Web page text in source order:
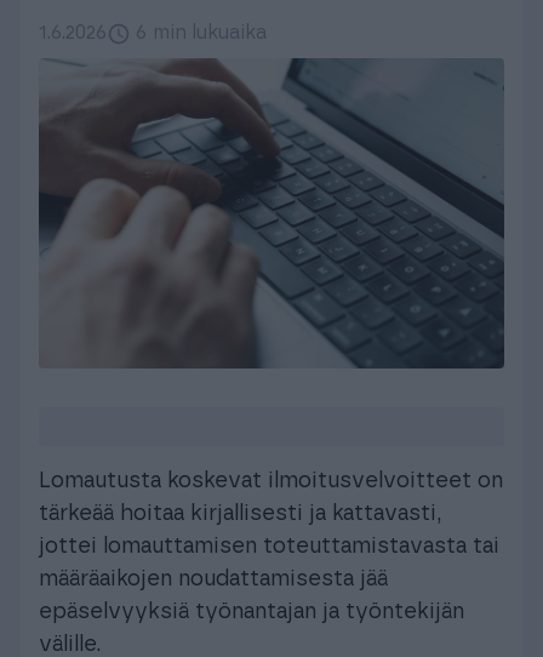
1.6.2026 6 min lukuaika
Lomautusta koskevat ilmoitusvelvoitteet on
tärkeää hoitaa kirjallisesti ja kattavasti,
jottei lomauttamisen toteuttamistavasta tai
määräaikojen noudattamisesta jää
epäselvyyksiä työnantajan ja työntekijän
välille.